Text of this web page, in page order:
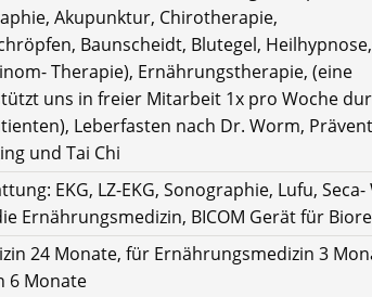
Akupunktur, Chirotherapie,
Baunscheidt, Blutegel, Heilhypnose,
Therapie), Ernährungstherapie, (eine
uns in freier Mitarbeit 1x pro Woche
Leberfasten nach Dr. Worm,
und Tai Chi
EKG, LZ-EKG, Sonographie, Lufu, Seca-
Ernährungsmedizin, BICOM Gerät für
24 Monate, für Ernährungsmedizin 3
6 Monate